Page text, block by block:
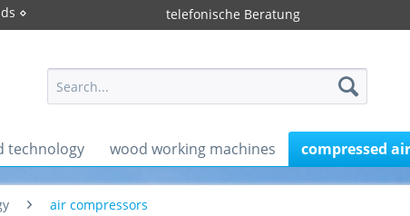
⋄ telefonische Beratung
technology wood working machines compressed
air compressors